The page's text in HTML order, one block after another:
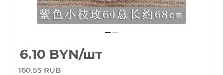
6.10 BYN/шт
160.55 RUB